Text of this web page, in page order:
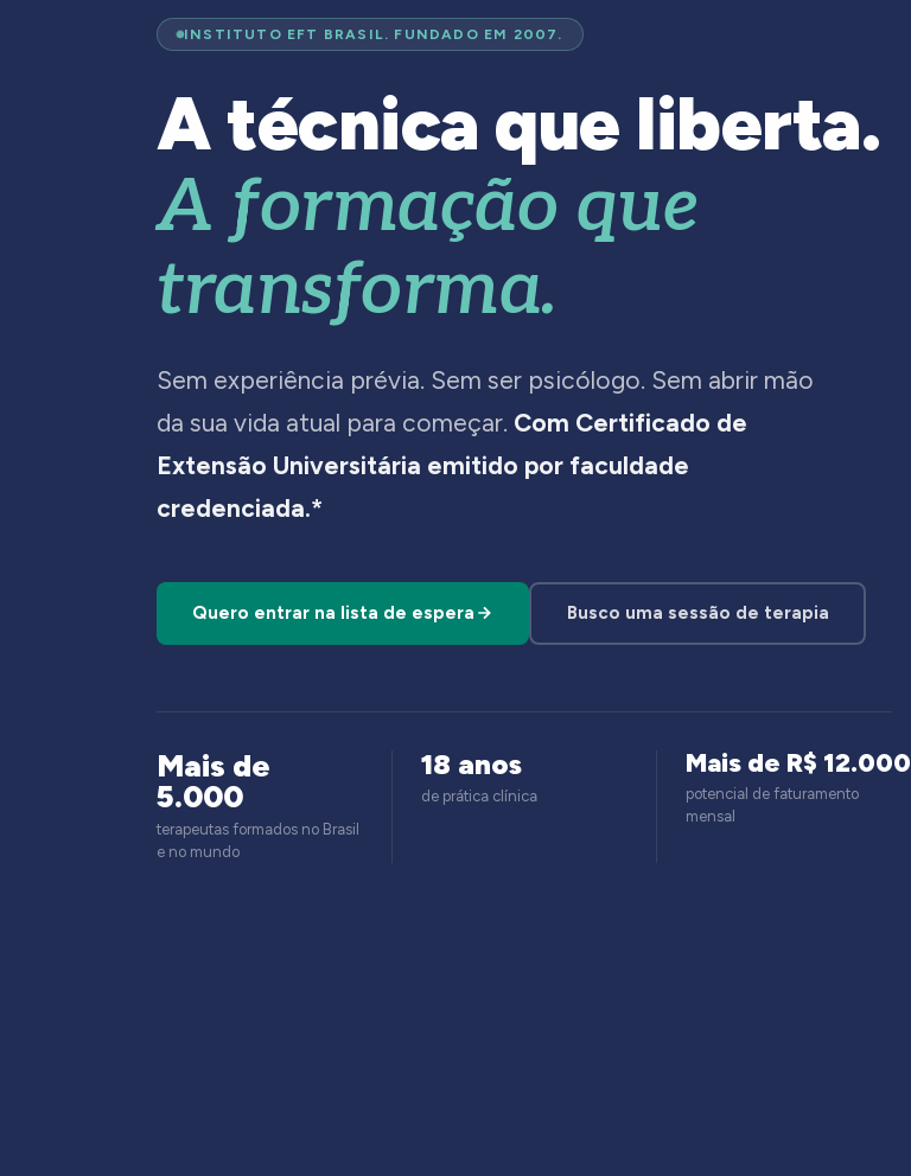
INSTITUTO EFT BRASIL. FUNDADO EM 2007.
A técnica que liberta.
A formação que
transforma.
Sem experiência prévia. Sem ser psicólogo. Sem abrir mão
da sua vida atual para começar. Com Certificado de
Extensão Universitária emitido por faculdade
credenciada.*
Quero entrar na lista de espera Busco uma sessão de terapia
Mais de
5.000
terapeutas formados no Brasil
e no mundo
18 anos
de prática clínica
Mais de R$ 12.000
potencial de faturamento
mensal